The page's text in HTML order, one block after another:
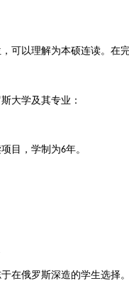
可以理解为本硕连读。‌在
大学及其专业：
目，学制为6年‌。
在俄罗斯深造的学生选择。